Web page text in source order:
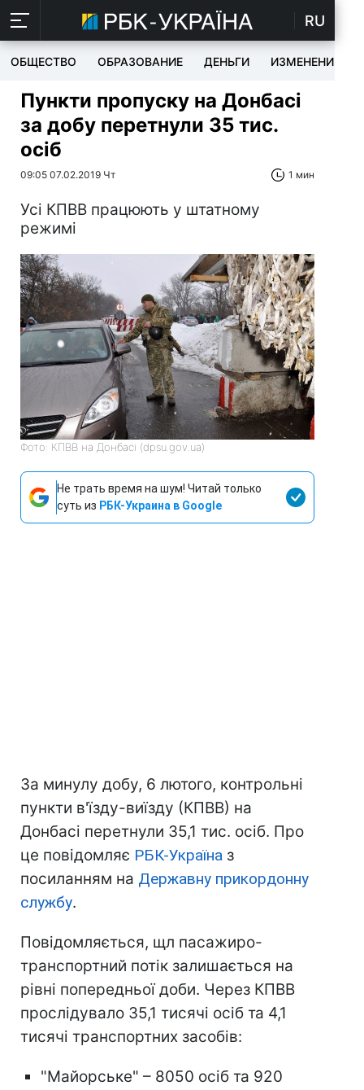
RU
ОБЩЕСТВО ОБРАЗОВАНИЕ ДЕНЬГИ ИЗМЕНЕНИЯ
Пункти пропуску на Донбасі
за добу перетнули 35 тис.
осіб
09:05 07.02.2019 Чт 1 мин
Усі КПВВ працюють у штатному
режимі
Фото: КПВВ на Донбасі (dpsu.gov.ua)
Не трать время на шум! Читай только
суть из РБК-Украина в Google
За минулу добу, 6 лютого, контрольні
пункти в'їзду-виїзду (КПВВ) на
Донбасі перетнули 35,1 тис. осіб. Про
це повідомляє РБК-Україна з
посиланням на Державну прикордонну
службу.
Повідомляється, щл пасажиро-
транспортний потік залишається на
рівні попередньої доби. Через КПВВ
прослідувало 35,1 тисячі осіб та 4,1
тисячі транспортних засобів:
"Майорське" – 8050 осіб та 920